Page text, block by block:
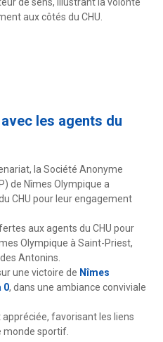
de sens, illustrant la volonté
aux côtés du CHU.
les agents du
la Société Anonyme
de Nîmes Olympique a
CHU pour leur engagement
aux agents du CHU pour
Olympique à Saint-Priest,
Antonins.
une victoire de Nîmes
0, dans une ambiance conviviale
favorisant les liens
monde sportif.